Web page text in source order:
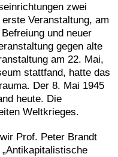
zwei
Veranstaltung, am
und neuer
gegen alte
am 22. Mai,
stattfand, hatte das
Der 8. Mai 1945
heute. Die
Weltkrieges.
Prof. Peter Brandt